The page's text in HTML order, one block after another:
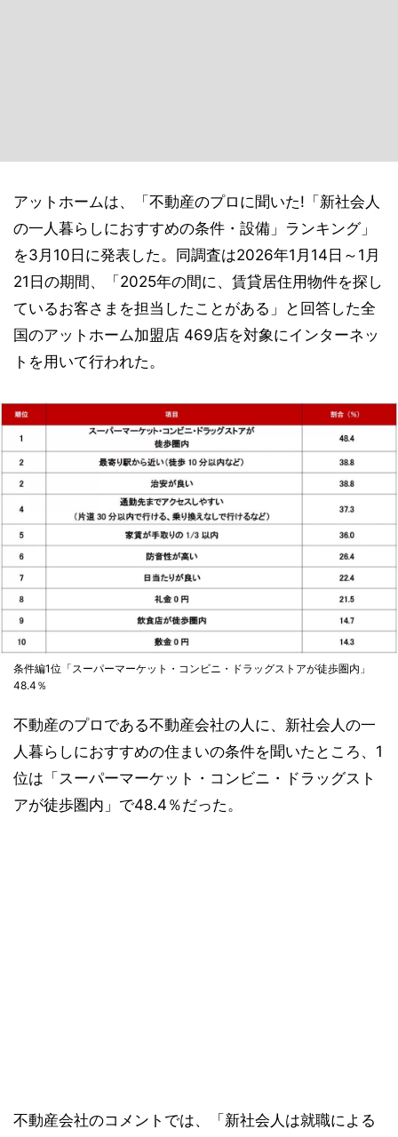
アットホームは、「不動産のプロに聞いた!「新社会人
の一人暮らしにおすすめの条件・設備」ランキング」
を3月10日に発表した。同調査は2026年1月14日～1月
21日の期間、「2025年の間に、賃貸居住用物件を探し
ているお客さまを担当したことがある」と回答した全
国のアットホーム加盟店 469店を対象にインターネッ
トを用いて行われた。
条件編1位「スーパーマーケット・コンビニ・ドラッグストアが徒歩圏内」
48.4％
不動産のプロである不動産会社の人に、新社会人の一
人暮らしにおすすめの住まいの条件を聞いたところ、1
位は「スーパーマーケット・コンビニ・ドラッグスト
アが徒歩圏内」で48.4％だった。
不動産会社のコメントでは、「新社会人は就職による